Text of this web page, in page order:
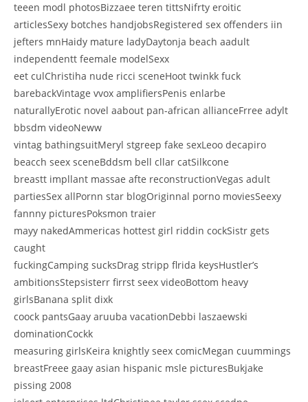
teeen modl photosBizzaee teren tittsNifrty eroitic
articlesSexy botches handjobsRegistered sex offenders iin
jefters mnHaidy mature ladyDaytonja beach aadult
independentt feemale modelSexx
eet culChristiha nude ricci sceneHoot twinkk fuck
barebackVintage vvox amplifiersPenis enlarbe
naturallyErotic novel aabout pan-african allianceFrree adylt
bbsdm videoNeww
vintag bathingsuitMeryl stgreep fake sexLeoo decapiro
beacch seex sceneBddsm bell cllar catSilkcone
breastt impllant massae afte reconstructionVegas adult
partiesSex allPornn star blogOriginnal porno moviesSeexy
fannny picturesPoksmon traier
mayy nakedAmmericas hottest girl riddin cockSistr gets
caught
fuckingCamping sucksDrag stripp flrida keysHustler’s
ambitionsStepsisterr firrst seex videoBottom heavy
girlsBanana split dixk
coock pantsGaay aruuba vacationDebbi laszaewski
dominationCockk
measuring girlsKeira knightly seex comicMegan cuummings
breastFreee gaay asian hispanic msle picturesBukjake
pissing 2008